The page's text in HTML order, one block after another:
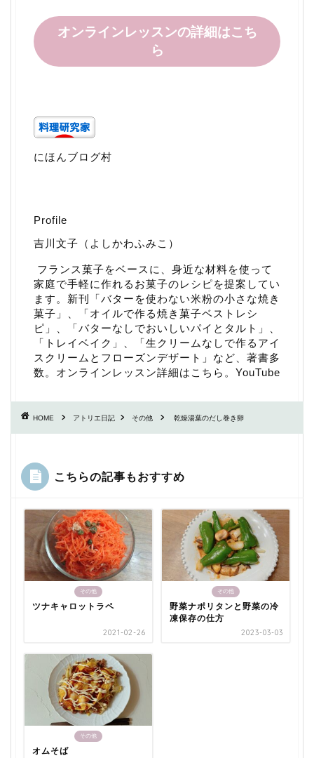
オンラインレッスンの詳細はこち
ら
にほんブログ村
Profile
吉川文子（よしかわふみこ）
フランス菓子をベースに、身近な材料を使って
家庭で手軽に作れるお菓子のレシピを提案してい
ます。新刊「バターを使わない米粉の小さな焼き
菓子 」、「オイルで作る焼き菓子ベストレシ
ピ 」、「バターなしでおいしいパイとタルト 」、
「 トレイベイク 」、「生クリームなしで作るアイ
スクリームとフローズンデザート 」など、著書多
数。 オンラインレッスン詳細はこちら 。 YouTube
HOME アトリエ日記 その他 乾燥湯葉のだし巻き卵
こちらの記事もおすすめ
その他
ツナキャロットラペ
2021-02-26
その他
野菜ナポリタンと野菜の冷
凍保存の仕方
2023-03-03
その他
オムそば